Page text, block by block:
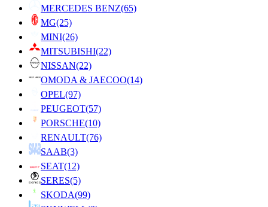
MERCEDES BENZ(65)
MG(25)
MINI(26)
MITSUBISHI(22)
NISSAN(22)
OMODA & JAECOO(14)
OPEL(97)
PEUGEOT(57)
PORSCHE(10)
RENAULT(76)
SAAB(3)
SEAT(12)
SERES(5)
SKODA(99)